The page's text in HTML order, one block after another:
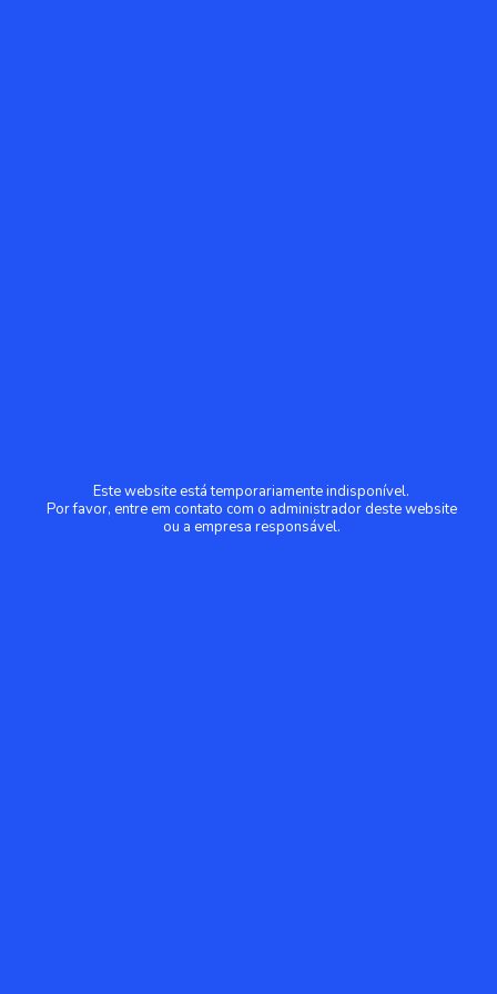
Este website está temporariamente indisponível.
Por favor, entre em contato com o administrador deste website
ou a empresa responsável.